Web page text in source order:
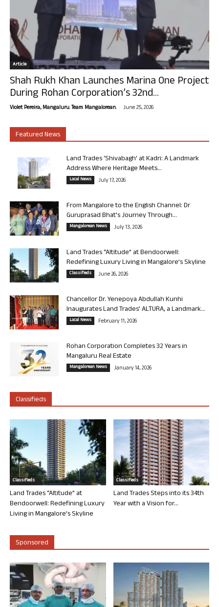
Article
Shah Rukh Khan Launches Marina One Project
During Rohan Corporation’s 32nd...
Violet Pereira, Mangaluru. Team Mangalorean. - June 25, 2026
Featured News
Land Trades ‘Shivabagh’ at Kadri: A Landmark
Address Where Heritage Meets...
Local News July 17, 2026
From Mangalore to the English Channel: Dr
Guruprasad Bhat’s Journey Through...
Mangalorean News July 13, 2026
Land Trades “Altitude” at Bendoorwell:
Redefining Luxury Living in Mangalore’s Skyline
Classifieds June 26, 2026
Chancellor Dr. Yenepoya Abdullah Kunhi
Inaugurates Land Trades’ ALTURA, a Landmark...
Local News February 11, 2026
Rohan Corporation Completes 32 Years in
Mangaluru Real Estate
Mangalorean News January 14, 2026
Classifieds
Classifieds
Land Trades “Altitude” at
Bendoorwell: Redefining Luxury
Living in Mangalore’s Skyline
Classifieds
Land Trades Steps into its 34th
Year with a Vision for...
Sponsored